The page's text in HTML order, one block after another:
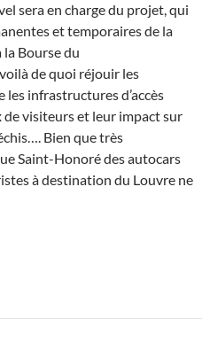
sera en charge du projet, qui
et temporaires de la
Bourse du
de quoi réjouir les
les infrastructures d’accès
visiteurs et leur impact sur
Bien que très
Saint-Honoré des autocars
à destination du Louvre ne